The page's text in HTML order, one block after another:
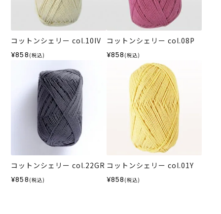
コットンシェリー col.10IV
¥858 (税込)
コットンシェリー col.08P
¥858 (税込)
コットンシェリー col.22GR
¥858 (税込)
コットンシェリー col.01Y
¥858 (税込)